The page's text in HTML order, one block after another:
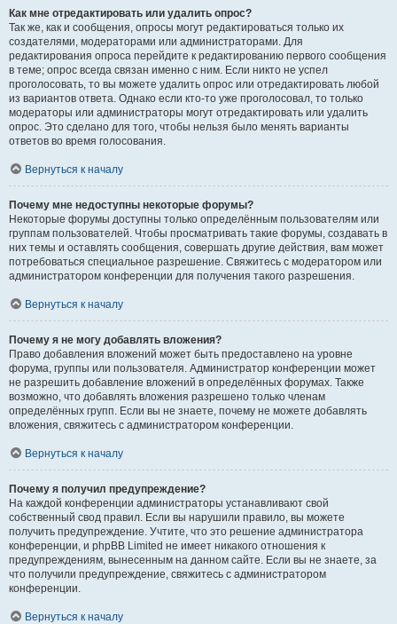
Как мне отредактировать или удалить опрос?
Так же, как и сообщения, опросы могут редактироваться только их
создателями, модераторами или администраторами. Для
редактирования опроса перейдите к редактированию первого сообщения
в теме; опрос всегда связан именно с ним. Если никто не успел
проголосовать, то вы можете удалить опрос или отредактировать любой
из вариантов ответа. Однако если кто-то уже проголосовал, то только
модераторы или администраторы могут отредактировать или удалить
опрос. Это сделано для того, чтобы нельзя было менять варианты
ответов во время голосования.
Вернуться к началу
Почему мне недоступны некоторые форумы?
Некоторые форумы доступны только определённым пользователям или
группам пользователей. Чтобы просматривать такие форумы, создавать в
них темы и оставлять сообщения, совершать другие действия, вам может
потребоваться специальное разрешение. Свяжитесь с модератором или
администратором конференции для получения такого разрешения.
Вернуться к началу
Почему я не могу добавлять вложения?
Право добавления вложений может быть предоставлено на уровне
форума, группы или пользователя. Администратор конференции может
не разрешить добавление вложений в определённых форумах. Также
возможно, что добавлять вложения разрешено только членам
определённых групп. Если вы не знаете, почему не можете добавлять
вложения, свяжитесь с администратором конференции.
Вернуться к началу
Почему я получил предупреждение?
На каждой конференции администраторы устанавливают свой
собственный свод правил. Если вы нарушили правило, вы можете
получить предупреждение. Учтите, что это решение администратора
конференции, и phpBB Limited не имеет никакого отношения к
предупреждениям, вынесенным на данном сайте. Если вы не знаете, за
что получили предупреждение, свяжитесь с администратором
конференции.
Вернуться к началу